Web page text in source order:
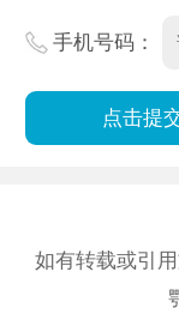
手机号码：
如有转载或引